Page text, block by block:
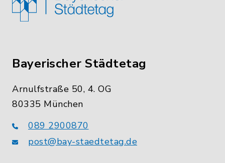
Bayerischer Städtetag
Arnulfstraße 50, 4. OG
80335 München
089 2900870
post@bay-staedtetag.de